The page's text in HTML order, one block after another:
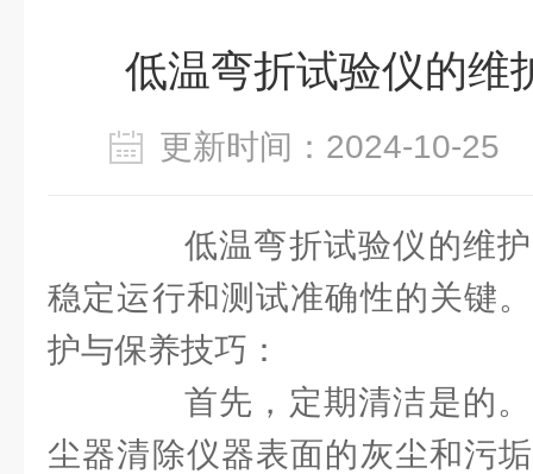
低温弯折试验仪的维
更新时间：2024-10-
低温弯折试验仪的维护
稳定运行和测试准确性的关键
护与保养技巧：
首先，定期清洁是的。
尘器清除仪器表面的灰尘和污